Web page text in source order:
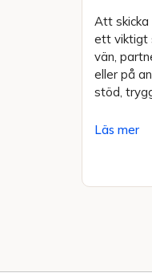
Att skicka
ett viktigt
vän,
eller på
stöd,
Läs mer